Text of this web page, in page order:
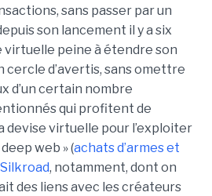
sans passer par un
son lancement il y a six
virtuelle peine à étendre son
cercle d’avertis, sans omettre
d’un certain nombre
qui profitent de
devise virtuelle pour l’exploiter
web » (achats d’armes et
, notamment, dont on
des liens avec les créateurs